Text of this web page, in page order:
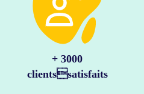
+ 3000
clientssatisfaits